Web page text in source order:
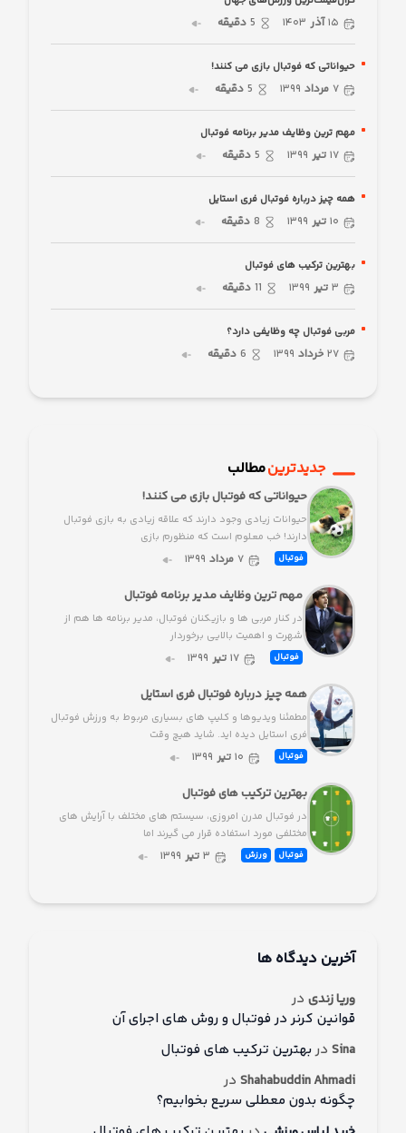
۱۵ آذر ۱۴۰۳ 5 دقیقه
حیواناتی که فوتبال بازی می کنند!
۷ مرداد ۱۳۹۹ 5 دقیقه
مهم ترین وظایف مدیر برنامه فوتبال
۱۷ تیر ۱۳۹۹ 5 دقیقه
همه چیز درباره فوتبال فری استایل
۱۰ تیر ۱۳۹۹ 8 دقیقه
بهترین ترکیب های فوتبال
۳ تیر ۱۳۹۹ 11 دقیقه
مربی فوتبال چه وظایفی دارد؟
۲۷ خرداد ۱۳۹۹ 6 دقیقه
جدیدترینمطالب
حیواناتی که فوتبال بازی می کنند!
حیوانات زیادی وجود دارند که علاقه زیادی به بازی فوتبال
دارند! خب معلوم است که منظورم بازی
فوتبال ۷ مرداد ۱۳۹۹
مهم ترین وظایف مدیر برنامه فوتبال
در کنار مربی ها و بازیکنان فوتبال، مدیر برنامه ها هم از
شهرت و اهمیت بالایی برخوردار
فوتبال ۱۷ تیر ۱۳۹۹
همه چیز درباره فوتبال فری استایل
مطمئنا ویدیوها و کلیپ های بسیاری مربوط به ورزش فوتبال
فری استایل دیده اید. شاید هیچ وقت
فوتبال ۱۰ تیر ۱۳۹۹
بهترین ترکیب های فوتبال
در فوتبال مدرن امروزی، سیستم های مختلف با آرایش های
مختلفی مورد استفاده قرار می گیرند اما
فوتبال ورزش ۳ تیر ۱۳۹۹
آخرین دیدگاه ها
وریا زندی در
قوانین کرنر در فوتبال و روش های اجرای آن
Sina دربهترین ترکیب های فوتبال
Shahabuddin Ahmadi در
چگونه بدون معطلی سریع بخوابیم؟